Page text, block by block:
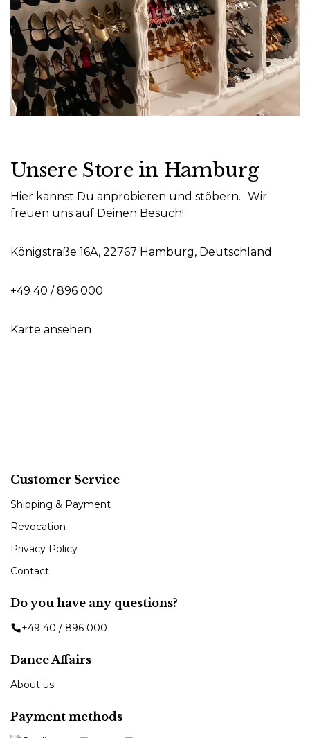
Unsere Store in Hamburg
Hier kannst Du anprobieren und stöbern. Wir
freuen uns auf Deinen Besuch!
Königstraße 16A, 22767 Hamburg, Deutschland
+49 40 / 896 000
Karte ansehen
Customer Service
Shipping & Payment
Revocation
Privacy Policy
Contact
Do you have any questions?
+49 40 / 896 000
Dance Affairs
About us
Payment methods